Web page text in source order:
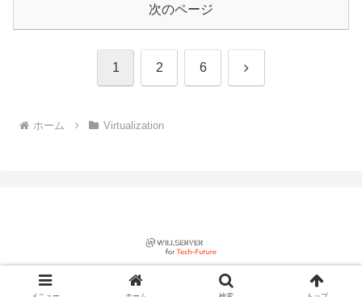
次のページ
1 2 6 次
ホーム Virtualization
© 2022 willserver for tech-future.